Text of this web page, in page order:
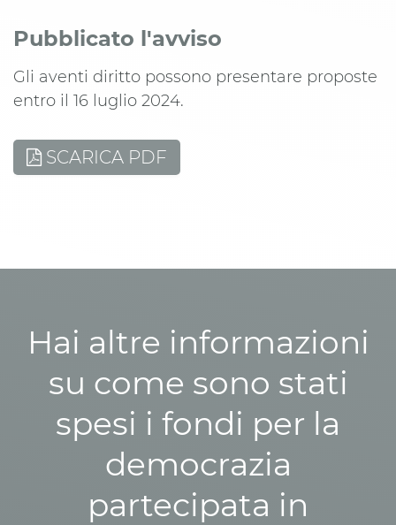
Pubblicato l'avviso
Gli aventi diritto possono presentare proposte
entro il 16 luglio 2024.
SCARICA PDF
Hai altre informazioni
su come sono stati
spesi i fondi per la
democrazia
partecipata in